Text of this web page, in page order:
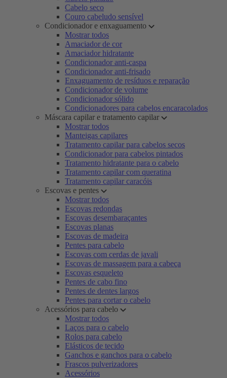
Cabelo seco
Couro cabeludo sensível
Condicionador e enxaguamento
Mostrar todos
Amaciador de cor
Amaciador hidratante
Condicionador anti-caspa
Condicionador anti-frisado
Enxaguamento de resíduos e reparação
Condicionador de volume
Condicionador sólido
Condicionadores para cabelos encaracolados
Máscara capilar e tratamento capilar
Mostrar todos
Manteigas capilares
Tratamento capilar para cabelos secos
Condicionador para cabelos pintados
Tratamento hidratante para o cabelo
Tratamento capilar com queratina
Tratamento capilar caracóis
Escovas e pentes
Mostrar todos
Escovas redondas
Escovas desembaraçantes
Escovas planas
Escovas de madeira
Pentes para cabelo
Escovas com cerdas de javali
Escovas de massagem para a cabeça
Escovas esqueleto
Pentes de cabo fino
Pentes de dentes largos
Pentes para cortar o cabelo
Acessórios para cabelo
Mostrar todos
Laços para o cabelo
Rolos para cabelo
Elásticos de tecido
Ganchos e ganchos para o cabelo
Frascos pulverizadores
Acessórios